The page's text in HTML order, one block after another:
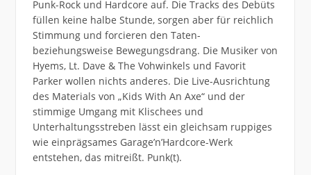
Punk-Rock und Hardcore auf. Die Tracks des Debüts
füllen keine halbe Stunde, sorgen aber für reichlich
Stimmung und forcieren den Taten-
beziehungsweise Bewegungsdrang. Die Musiker von
Hyems, Lt. Dave & The Vohwinkels und Favorit
Parker wollen nichts anderes. Die Live-Ausrichtung
des Materials von „Kids With An Axe“ und der
stimmige Umgang mit Klischees und
Unterhaltungsstreben lässt ein gleichsam ruppiges
wie einprägsames Garage’n’Hardcore-Werk
entstehen, das mitreißt. Punk(t).